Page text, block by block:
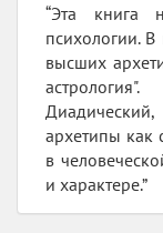
“Эта книга
психологии.
высших
архетипы как
в
и характере.”